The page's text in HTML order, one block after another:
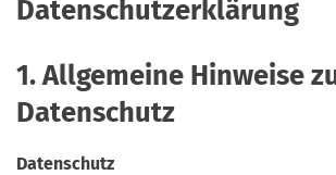
Datenschutzerklärung
1. Allgemeine Hinweise
Datenschutz
Datenschutz